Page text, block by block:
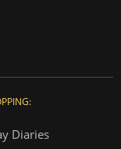
Diaries